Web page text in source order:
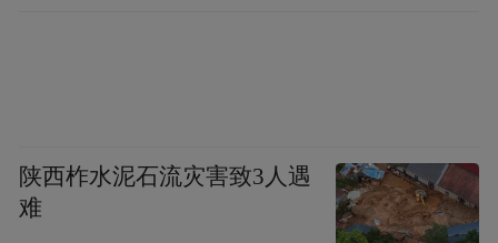
“我们希望通过多元化且优质的展览和活动，
让美术馆成为市民假期文化生活的重要选
陕西柞水泥石流灾害致3人遇
难